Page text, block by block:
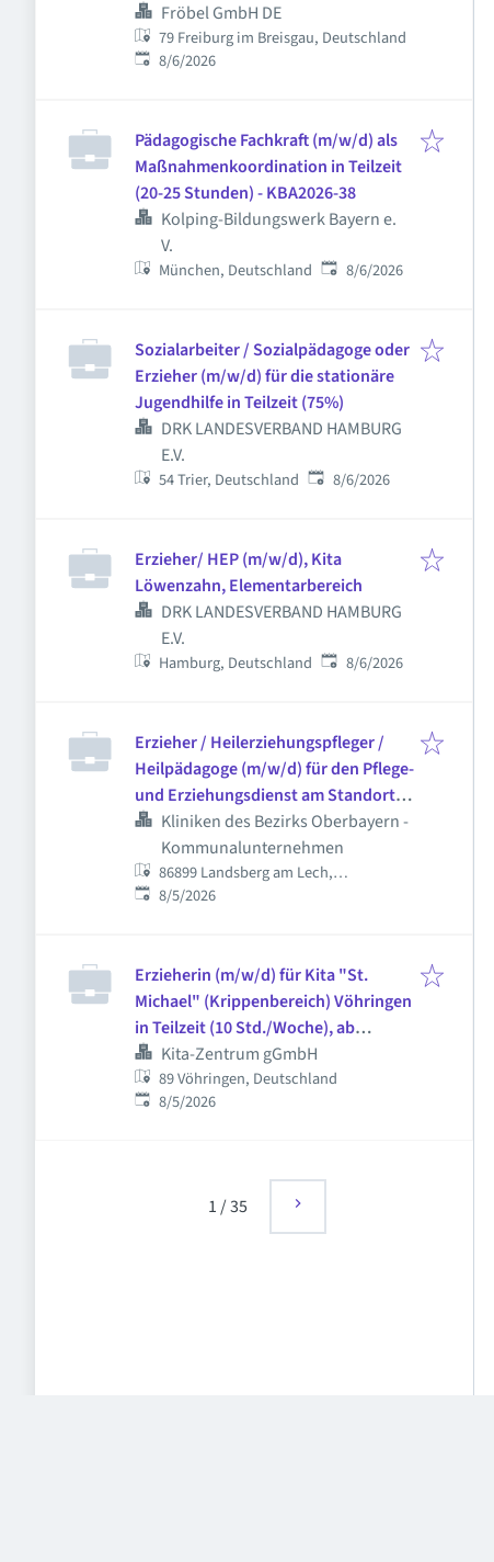
Fröbel GmbH DE
79 Freiburg im Breisgau, Deutschland
Published:
8/6/2026
Pädagogische Fachkraft (m/w/d) als
Maßnahmenkoordination in Teilzeit
(20-25 Stunden) - KBA2026-38
Kolping-Bildungswerk Bayern e.
V.
München, Deutschland Published:
8/6/2026
Sozialarbeiter / Sozialpädagoge oder
Erzieher (m/w/d) für die stationäre
Jugendhilfe in Teilzeit (75%)
DRK LANDESVERBAND HAMBURG
E.V.
54 Trier, Deutschland Published:
8/6/2026
Erzieher/ HEP (m/w/d), Kita
Löwenzahn, Elementarbereich
DRK LANDESVERBAND HAMBURG
E.V.
Hamburg, Deutschland Published:
8/6/2026
Erzieher / Heilerziehungspfleger /
Heilpädagoge (m/w/d) für den Pflege-
und Erziehungsdienst am Standort
Landsberg am Lech
Kliniken des Bezirks Oberbayern -
Kommunalunternehmen
86899 Landsberg am Lech,
Deutschland
Published:
8/5/2026
Erzieherin (m/w/d) für Kita "St.
Michael" (Krippenbereich) Vöhringen
in Teilzeit (10 Std./Woche), ab
01.09.2026
Kita-Zentrum gGmbH
89 Vöhringen, Deutschland
Published:
8/5/2026
1/35